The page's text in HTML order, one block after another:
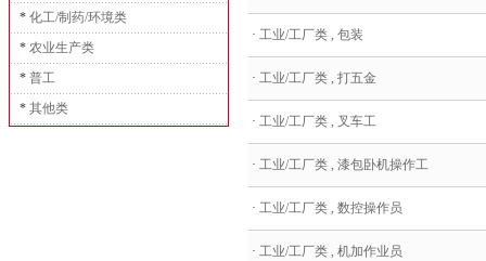
* 化工/制药/环境类
* 农业生产类
* 普工
* 其他类
· 工业/工厂类 , 包装
· 工业/工厂类 , 打五金
· 工业/工厂类 , 叉车工
· 工业/工厂类 , 漆包卧机操作工
· 工业/工厂类 , 数控操作员
· 工业/工厂类 , 机加作业员